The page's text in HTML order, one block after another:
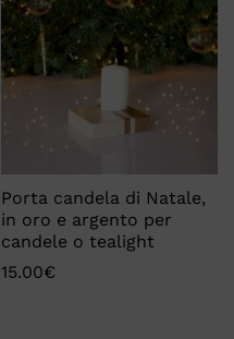
Porta candela di Natale,
in oro e argento per
candele o tealight
15.00€